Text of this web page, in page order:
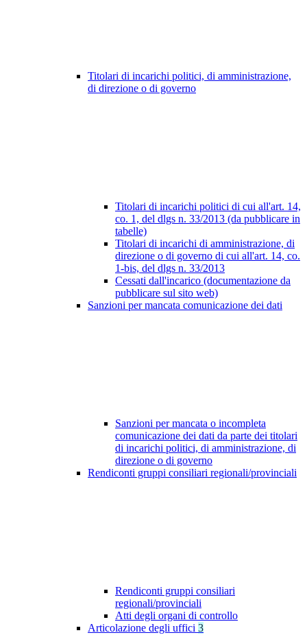
Titolari di incarichi politici, di amministrazione,
di direzione o di governo
Titolari di incarichi politici di cui all'art. 14,
co. 1, del dlgs n. 33/2013 (da pubblicare in
tabelle)
Titolari di incarichi di amministrazione, di
direzione o di governo di cui all'art. 14, co.
1-bis, del dlgs n. 33/2013
Cessati dall'incarico (documentazione da
pubblicare sul sito web)
Sanzioni per mancata comunicazione dei dati
Sanzioni per mancata o incompleta
comunicazione dei dati da parte dei titolari
di incarichi politici, di amministrazione, di
direzione o di governo
Rendiconti gruppi consiliari regionali/provinciali
Rendiconti gruppi consiliari
regionali/provinciali
Atti degli organi di controllo
Articolazione degli uffici 3